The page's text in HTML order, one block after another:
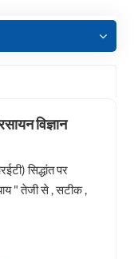
विज्ञान
सिद्धांत पर
" तेजी से , सटीक ,